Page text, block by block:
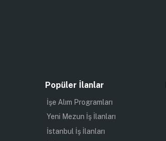
Popüler İlanlar
İşe Alım Programları
Yeni Mezun İş İlanları
İstanbul İş İlanları